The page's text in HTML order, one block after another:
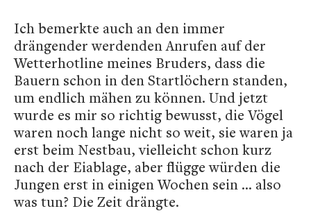
Ich bemerkte auch an den immer
drängender werdenden Anrufen auf der
Wetterhotline meines Bruders, dass die
Bauern schon in den Startlöchern standen,
um endlich mähen zu können. Und jetzt
wurde es mir so richtig bewusst, die Vögel
waren noch lange nicht so weit, sie waren ja
erst beim Nestbau, vielleicht schon kurz
nach der Eiablage, aber flügge würden die
Jungen erst in einigen Wochen sein … also
was tun? Die Zeit drängte.